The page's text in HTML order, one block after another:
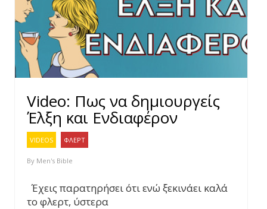
Video: Πως να δημιουργείς
Έλξη και Ενδιαφέρον
VIDEOS ΦΛΕΡΤ
By Men's Bible
Έχεις παρατηρήσει ότι ενώ ξεκινάει καλά
το φλερτ, ύστερα